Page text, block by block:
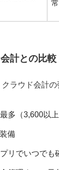
計との比較
ラウド会計の
多（3,600以上
備
リでいつでも